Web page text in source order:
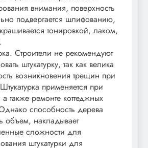
внимания, поверхность
подвергается шлифованию,
тонировкой, лаком,
Строители не рекомендуют
штукатурку, так как велика
возникновения трещин при
применяется при
а также ремонте коттеджных
способность дерева
объем, накладывает
сложности для
штукатурки для